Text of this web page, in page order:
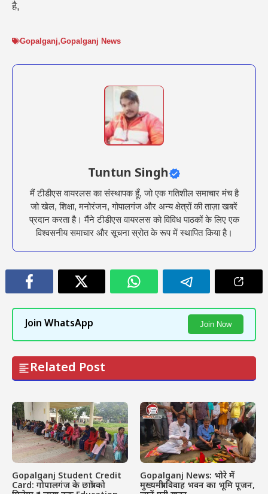
है,
Gopalganj,Gopalganj News
Tuntun Singh
मैं टीडीएस वायरलस का संस्थापक हूँ, जो एक गतिशील समाचार मंच है
जो खेल, शिक्षा, मनोरंजन, गोपालगंज और अन्य क्षेत्रों की ताज़ा खबरें
प्रदान करता है। मैंने टीडीएस वायरलस को विविध पाठकों के लिए एक
विश्वसनीय समाचार और सूचना स्रोत के रूप में स्थापित किया है।
Join WhatsApp Join Now
Related Post
Gopalganj Student Credit
Card: गोपालगंज के छात्रों को
Gopalganj News: भोरे में
मुख्यमंत्री विवाह भवन का भूमि पूजन,